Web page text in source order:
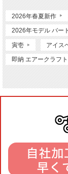
2026年春夏新作
2026年モデル バー
寅壱 アイス
即納 エアークラフト